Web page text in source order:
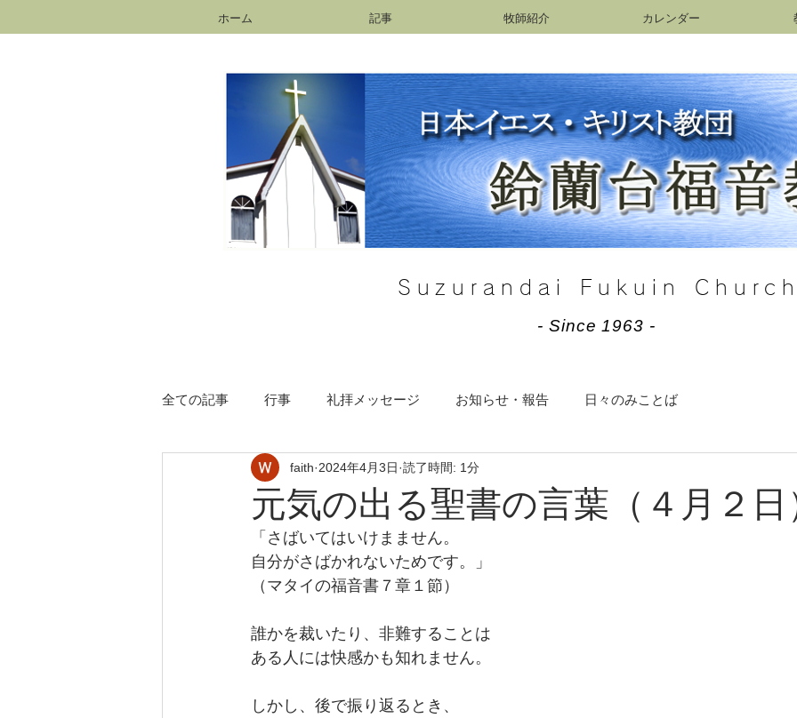
ホーム 記事 牧師紹介 カレンダー
Suzurandai Fukuin
- Since 1963 -
全ての記事 行事 礼拝メッセージ お知らせ・報告 日々のみことば
元気の出る聖書の言葉（４月２日
faith 2024年4月3日 読了時間: 1分
「さばいてはいけまません。
自分がさばかれないためです。」
（マタイの福音書７章１節）
誰かを裁いたり、非難することは
ある人には快感かも知れません。
しかし、後で振り返るとき、